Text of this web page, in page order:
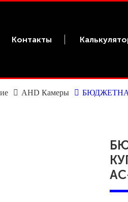
Контакты
AHD Камеры